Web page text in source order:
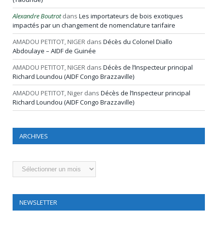
Alexandre Boutrotdans Les importateurs de bois exotiques
impactés par un changement de nomenclature tarifaire
AMADOU PETITOT, NIGER dans Décès du Colonel Diallo
Abdoulaye – AIDF de Guinée
AMADOU PETITOT, NIGER dans Décès de l’Inspecteur principal
Richard Loundou (AIDF Congo Brazzaville)
AMADOU PETITOT, Niger dans Décès de l’Inspecteur principal
Richard Loundou (AIDF Congo Brazzaville)
ARCHIVES
Archives
NEWSLETTER